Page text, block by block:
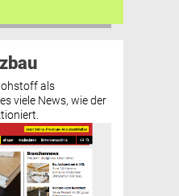
als
viele News, wie der